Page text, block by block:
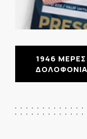
1946